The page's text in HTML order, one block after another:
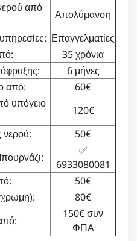
από
Απολύμανση
Επαγγελματίες
35 χρόνια
6 μήνες
από:
60€
υπόγειο
120€
νερού:
50€
✅
6933080081
50€
80€
150€ συν
ΦΠΑ